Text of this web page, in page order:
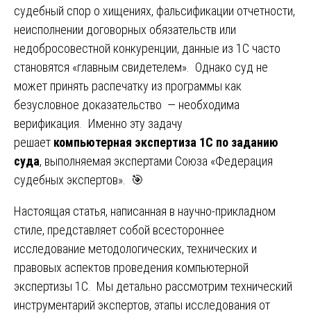
судебный спор о хищениях, фальсификации отчетности,
неисполнении договорных обязательств или
недобросовестной конкуренции, данные из 1С часто
становятся «главным свидетелем». Однако суд не
может принять распечатку из программы как
безусловное доказательство — необходима
верификация. Именно эту задачу
решает компьютерная экспертиза 1С по заданию
суда, выполняемая экспертами Союза «Федерация
судебных экспертов». 🎯
Настоящая статья, написанная в научно-прикладном
стиле, представляет собой всестороннее
исследование методологических, технических и
правовых аспектов проведения компьютерной
экспертизы 1С. Мы детально рассмотрим технический
инструментарий экспертов, этапы исследования от